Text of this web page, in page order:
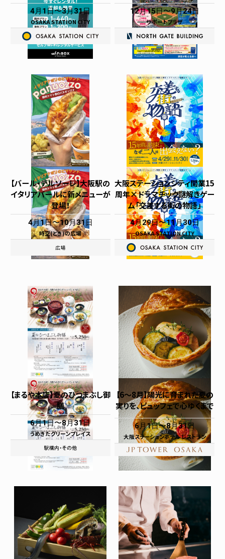
4月1日 3月31日
OSAKA STATION CITY
12月15日 9月24日
サポートプラザ
【バール・デルソーレ】大阪駅の
イタリアバールに新メニューが
登場！
4月1日 10月31日
時空(とき)の広場
大阪ステーションシティ開業15
周年×ドラマチック謎解きゲー
ム「交差する街の物語」
4月29日 11月30日
OSAKA STATION CITY
【まるや本店】夏のひつまぶし御
膳
6月1日 8月31日
うめきたグリーンプレイス
【6～8月】陽光に育まれた夏の
実りを、ビュッフェで心ゆくまで
6月1日 8月31日
大阪ステーションホテル レストラン